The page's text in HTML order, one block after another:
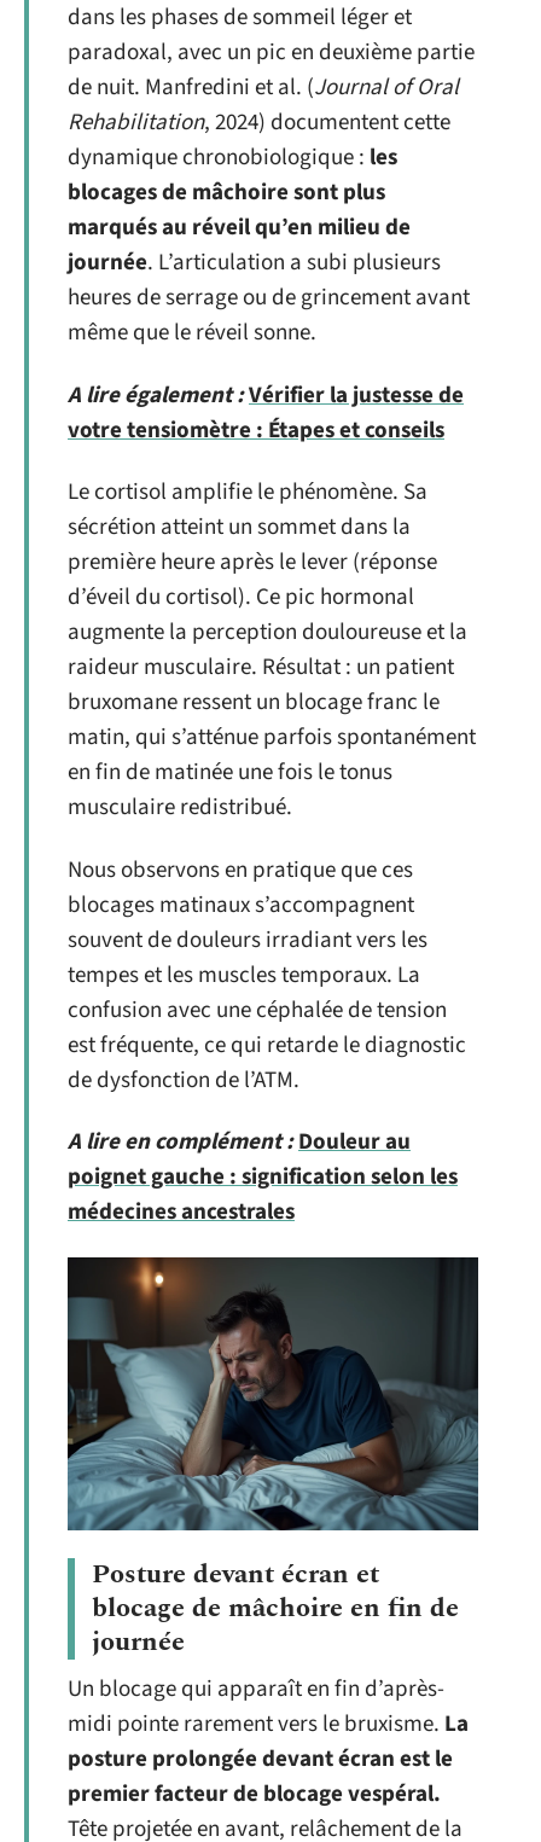
dans les phases de sommeil léger et
paradoxal, avec un pic en deuxième partie
de nuit. Manfredini et al. (Journal of Oral
Rehabilitation, 2024) documentent cette
dynamique chronobiologique : les
blocages de mâchoire sont plus
marqués au réveil qu’en milieu de
journée. L’articulation a subi plusieurs
heures de serrage ou de grincement avant
même que le réveil sonne.
A lire également :Vérifier la justesse de
votre tensiomètre : Étapes et conseils
Le cortisol amplifie le phénomène. Sa
sécrétion atteint un sommet dans la
première heure après le lever (réponse
d’éveil du cortisol). Ce pic hormonal
augmente la perception douloureuse et la
raideur musculaire. Résultat : un patient
bruxomane ressent un blocage franc le
matin, qui s’atténue parfois spontanément
en fin de matinée une fois le tonus
musculaire redistribué.
Nous observons en pratique que ces
blocages matinaux s’accompagnent
souvent de douleurs irradiant vers les
tempes et les muscles temporaux. La
confusion avec une céphalée de tension
est fréquente, ce qui retarde le diagnostic
de dysfonction de l’ATM.
A lire en complément :Douleur au
poignet gauche : signification selon les
médecines ancestrales
Posture devant écran et
blocage de mâchoire en fin de
journée
Un blocage qui apparaît en fin d’après-
midi pointe rarement vers le bruxisme. La
posture prolongée devant écran est le
premier facteur de blocage vespéral.
Tête projetée en avant, relâchement de la